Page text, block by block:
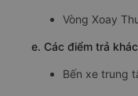
Vòng Xoay
e. Các điểm trả
Bến xe trung